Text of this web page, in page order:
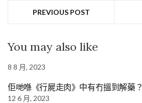
PREVIOUS POST
You may also like
8 8 月, 2023
佢哋喺《行屍走肉》中有冇搵到解藥？
12 6 月, 2023